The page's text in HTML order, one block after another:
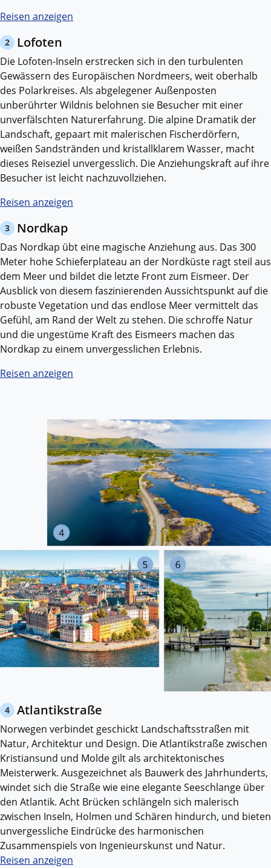
Reisen anzeigen
2 Lofoten
Die Lofoten-Inseln erstrecken sich in den turbulenten
Gewässern des Europäischen Nordmeers, weit oberhalb
des Polarkreises. Als abgelegener Außenposten
unberührter Wildnis belohnen sie Besucher mit einer
unverfälschten Naturerfahrung. Die alpine Dramatik der
Landschaft, gepaart mit malerischen Fischerdörfern,
weißen Sandstränden und kristallklarem Wasser, macht
dieses Reiseziel unvergesslich. Die Anziehungskraft auf ihre
Besucher ist leicht nachzuvollziehen.
Reisen anzeigen
3 Nordkap
Das Nordkap übt eine magische Anziehung aus. Das 300
Meter hohe Schieferplateau an der Nordküste ragt steil aus
dem Meer und bildet die letzte Front zum Eismeer. Der
Ausblick von diesem faszinierenden Aussichtspunkt auf die
robuste Vegetation und das endlose Meer vermittelt das
Gefühl, am Rand der Welt zu stehen. Die schroffe Natur
und die ungestüme Kraft des Eismeers machen das
Nordkap zu einem unvergesslichen Erlebnis.
Reisen anzeigen
4 Atlantikstraße
Norwegen verbindet geschickt Landschaftsstraßen mit
Natur, Architektur und Design. Die Atlantikstraße zwischen
Kristiansund und Molde gilt als architektonisches
Meisterwerk. Ausgezeichnet als Bauwerk des Jahrhunderts,
windet sich die Straße wie eine elegante Seeschlange über
den Atlantik. Acht Brücken schlängeln sich malerisch
zwischen Inseln, Holmen und Schären hindurch, und bieten
unvergessliche Eindrücke des harmonischen
Zusammenspiels von Ingenieurskunst und Natur.
Reisen anzeigen